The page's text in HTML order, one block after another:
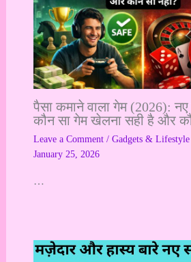
पैसा कमाने वाला गेम (2026):
कौन सा गेम खेलना सही है और
Leave a Comment / Gadgets & Lifestyle
January 25, 2026
…